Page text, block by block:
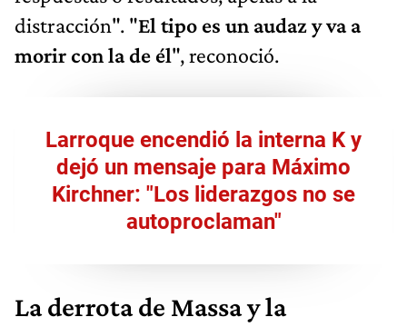
distracción". "El tipo es un audaz y va a
morir con la de él", reconoció.
Larroque encendió la interna K y
dejó un mensaje para Máximo
Kirchner: "Los liderazgos no se
autoproclaman"
La derrota de Massa y la